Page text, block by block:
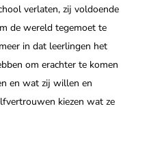
verlaten, zij voldoende
de wereld tegemoet te
in dat leerlingen het
om erachter te komen
en wat zij willen en
kiezen wat ze